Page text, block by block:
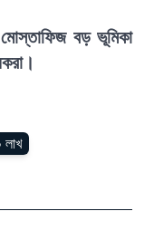
বড় ভূমিকা
লাখ